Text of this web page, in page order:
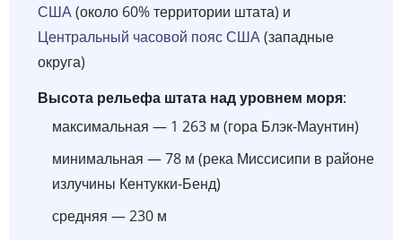
США(около 60% территории штата) и
Центральный часовой пояс США(западные
округа)
Высота рельефа штата над уровнем моря:
максимальная — 1 263 м (гора Блэк-Маунтин)
минимальная — 78 м (река Миссисипи в районе
излучины Кентукки-Бенд)
средняя — 230 м